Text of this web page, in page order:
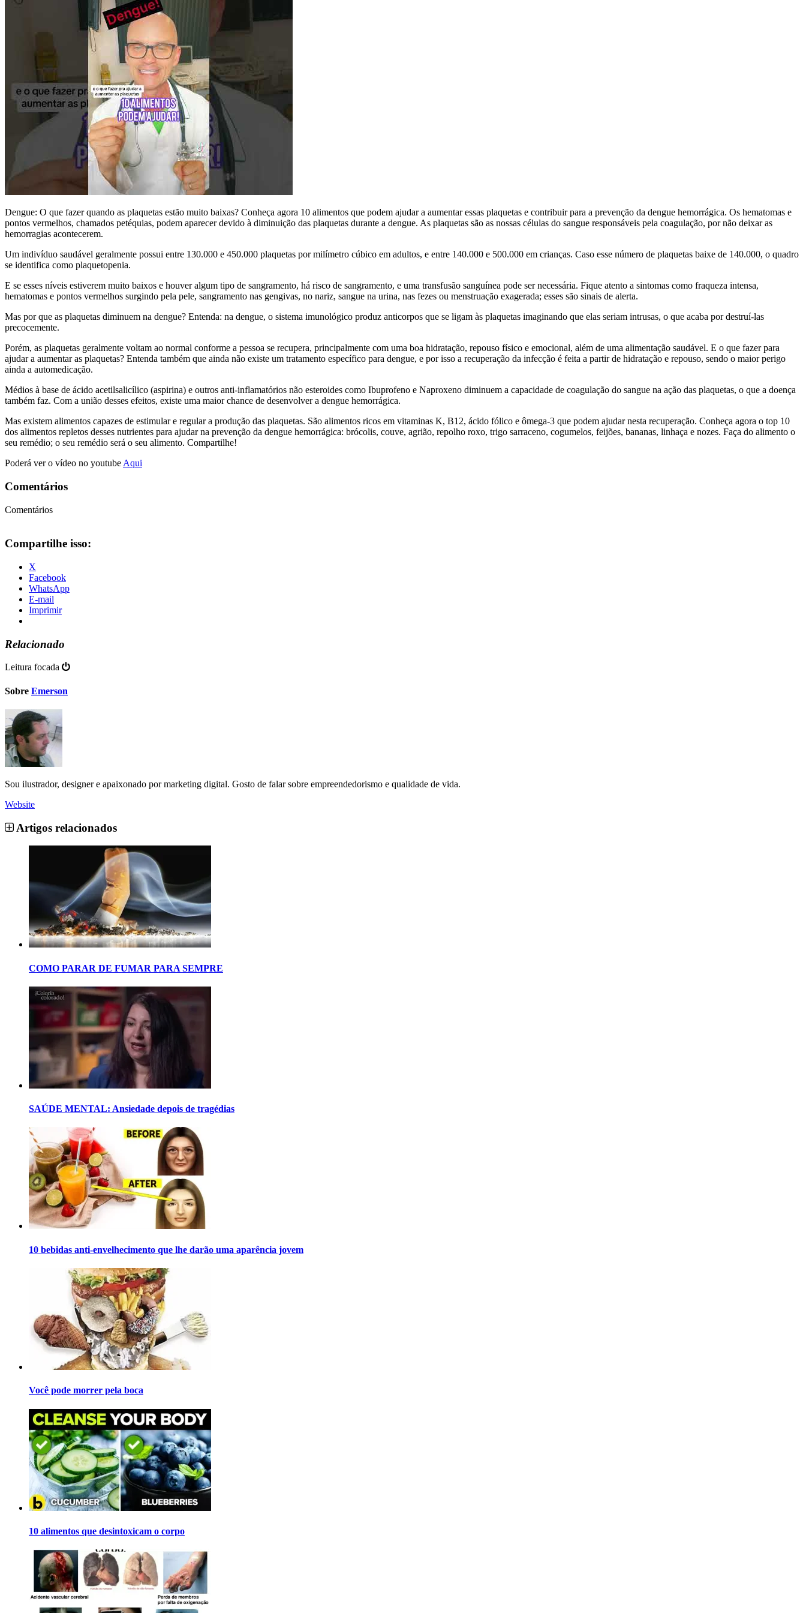
Dengue: O que fazer quando as plaquetas estão muito baixas? Conheça agora 10 alimentos que podem ajudar a aumentar essas plaquetas e contribuir para a prevenção da dengue hemorrágica. Os hematomas e
pontos vermelhos, chamados petéquias, podem aparecer devido à diminuição das plaquetas durante a dengue. As plaquetas são as nossas células do sangue responsáveis pela coagulação, por não deixar as
hemorragias acontecerem.
Um indivíduo saudável geralmente possui entre 130.000 e 450.000 plaquetas por milímetro cúbico em adultos, e entre 140.000 e 500.000 em crianças. Caso esse número de plaquetas baixe de 140.000, o quadro
se identifica como plaquetopenia.
E se esses níveis estiverem muito baixos e houver algum tipo de sangramento, há risco de sangramento, e uma transfusão sanguínea pode ser necessária. Fique atento a sintomas como fraqueza intensa,
hematomas e pontos vermelhos surgindo pela pele, sangramento nas gengivas, no nariz, sangue na urina, nas fezes ou menstruação exagerada; esses são sinais de alerta.
Mas por que as plaquetas diminuem na dengue? Entenda: na dengue, o sistema imunológico produz anticorpos que se ligam às plaquetas imaginando que elas seriam intrusas, o que acaba por destruí-las
precocemente.
Porém, as plaquetas geralmente voltam ao normal conforme a pessoa se recupera, principalmente com uma boa hidratação, repouso físico e emocional, além de uma alimentação saudável. E o que fazer para
ajudar a aumentar as plaquetas? Entenda também que ainda não existe um tratamento específico para dengue, e por isso a recuperação da infecção é feita a partir de hidratação e repouso, sendo o maior perigo
ainda a automedicação.
Médios à base de ácido acetilsalicílico (aspirina) e outros anti-inflamatórios não esteroides como Ibuprofeno e Naproxeno diminuem a capacidade de coagulação do sangue na ação das plaquetas, o que a doença
também faz. Com a união desses efeitos, existe uma maior chance de desenvolver a dengue hemorrágica.
Mas existem alimentos capazes de estimular e regular a produção das plaquetas. São alimentos ricos em vitaminas K, B12, ácido fólico e ômega-3 que podem ajudar nesta recuperação. Conheça agora o top 10
dos alimentos repletos desses nutrientes para ajudar na prevenção da dengue hemorrágica: brócolis, couve, agrião, repolho roxo, trigo sarraceno, cogumelos, feijões, bananas, linhaça e nozes. Faça do alimento o
seu remédio; o seu remédio será o seu alimento. Compartilhe!
Poderá ver o vídeo no youtube Aqui
Comentários
Comentários
Compartilhe isso:
X
Facebook
WhatsApp
E-mail
Imprimir
Relacionado
Leitura focada
Sobre Emerson
Sou ilustrador, designer e apaixonado por marketing digital. Gosto de falar sobre empreendedorismo e qualidade de vida.
Website
Artigos relacionados
COMO PARAR DE FUMAR PARA SEMPRE
SAÚDE MENTAL: Ansiedade depois de tragédias
10 bebidas anti-envelhecimento que lhe darão uma aparência jovem
Você pode morrer pela boca
10 alimentos que desintoxicam o corpo